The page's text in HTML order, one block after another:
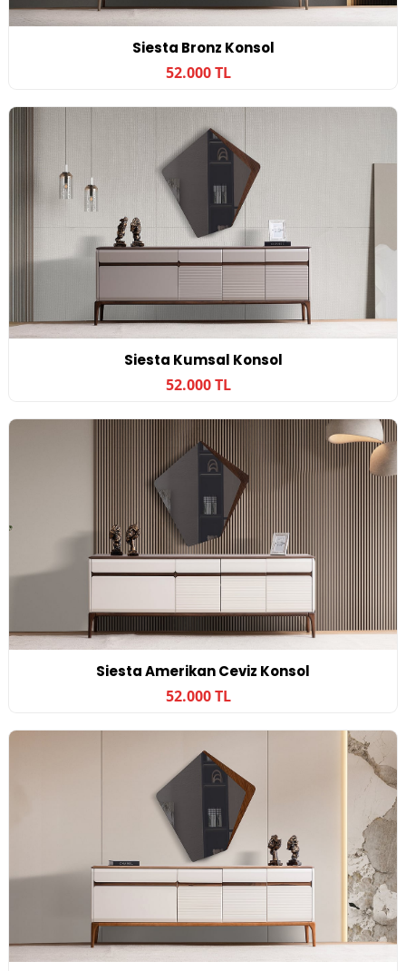
Siesta Bronz Konsol
52.000 TL
Siesta Kumsal Konsol
52.000 TL
Siesta Amerikan Ceviz Konsol
52.000 TL